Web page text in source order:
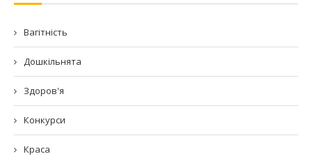
Вагітність
Дошкільнята
Здоров'я
Конкурси
Краса